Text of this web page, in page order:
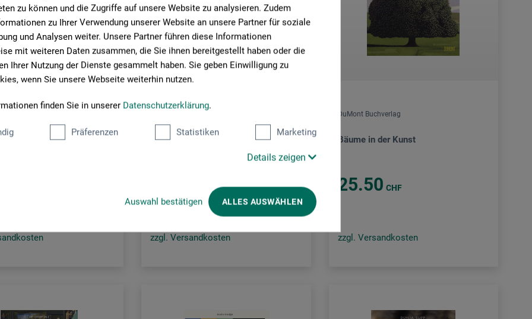
zu können und die Zugriffe auf unsere Website zu analysieren. Zudem
zu Ihrer Verwendung unserer Website an unsere Partner für soziale
und Analysen weiter. Unsere Partner führen diese Informationen
mit weiteren Daten zusammen, die Sie ihnen bereitgestellt haben oder die
Ihrer Nutzung der Dienste gesammelt haben. Sie geben Einwilligung zu
wenn Sie unsere Webseite weiterhin nutzen.
finden Sie in unserer Datenschutzerklärung.
Präferenzen Statistiken Marketing
Details zeigen
Auswahl bestätigen ALLES AUSWÄHLEN
der Natur Das Selbstporträt
CHF
zzgl. Versandkosten
DuMont Buchverlag
Bäume in der Kunst
25.50 CHF
zzgl. Versandkosten